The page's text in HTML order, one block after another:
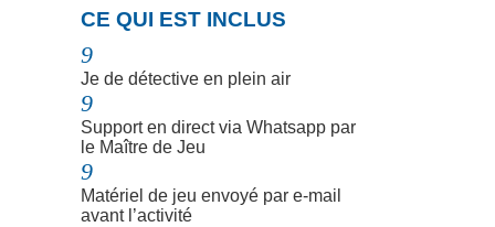
CE QUI EST INCLUS
9
Je de détective en plein air
9
Support en direct via Whatsapp par
le Maître de Jeu
9
Matériel de jeu envoyé par e-mail
avant l’activité